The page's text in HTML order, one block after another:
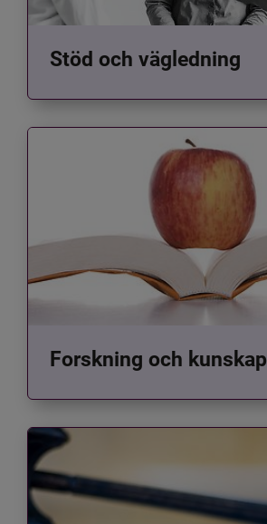
Stöd och vägledning
Forskning och kunskap